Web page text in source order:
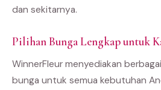
dan sekitarnya.
Pilihan Bunga Lengkap untuk
WinnerFleur menyediakan
bunga untuk semua kebutuhan